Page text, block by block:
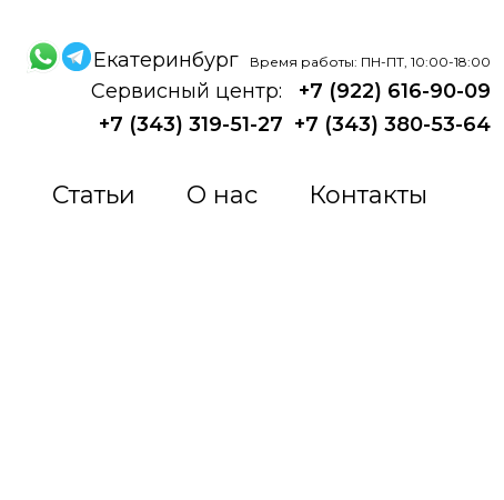
Екатеринбург Время работы: ПН-ПТ, 10:00-18:00
Сервисный центр:
+7 (922) 616-90-09
+7 (343) 319-51-27 +7 (343) 380-53-64
Статьи О нас Контакты